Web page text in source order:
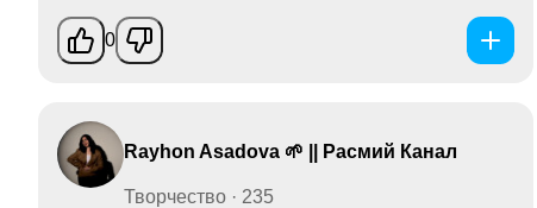
0
Rayhon Asadova 🌱 || Расмий Канал
Творчество · 235